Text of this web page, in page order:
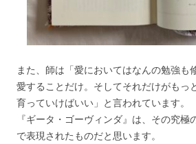
また、師は「愛においてはなんの勉強も
愛することだけ。そしてそれだけがもっ
育っていけばいい」と言われています。
『ギータ・ゴーヴィンダ』は、その究極
で表現されたものだと思います。